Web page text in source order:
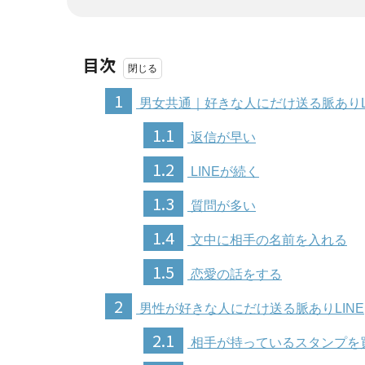
目次
1
男女共通｜好きな人にだけ送る脈あり
1.1 返信が早い
1.2 LINEが続く
1.3 質問が多い
1.4 文中に相手の名前を入れる
1.5 恋愛の話をする
2 男性が好きな人にだけ送る脈ありLINE
2.1 相手が持っているスタンプを